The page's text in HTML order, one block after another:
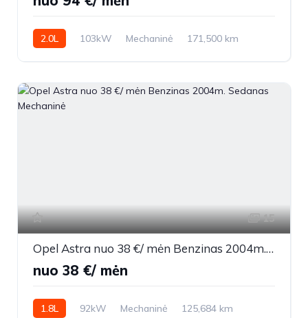
2.0L 103kW Mechaninė
171,500 km
15
Opel Astra nuo 38 €/ mėn Benzinas 2004m. Sedanas Mechaninė
nuo 38 €/ mėn
1.8L 92kW Mechaninė
125,684 km